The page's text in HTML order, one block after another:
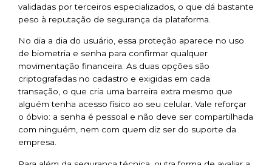
validadas por terceiros especializados, o que dá bastante
peso à reputação de segurança da plataforma.
No dia a dia do usuário, essa proteção aparece no uso
de biometria e senha para confirmar qualquer
movimentação financeira. As duas opções são
criptografadas no cadastro e exigidas em cada
transação, o que cria uma barreira extra mesmo que
alguém tenha acesso físico ao seu celular. Vale reforçar
o óbvio: a senha é pessoal e não deve ser compartilhada
com ninguém, nem com quem diz ser do suporte da
empresa.